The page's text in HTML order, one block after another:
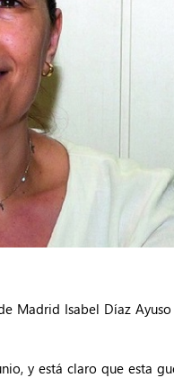
Madrid Isabel Díaz
y está claro que esta